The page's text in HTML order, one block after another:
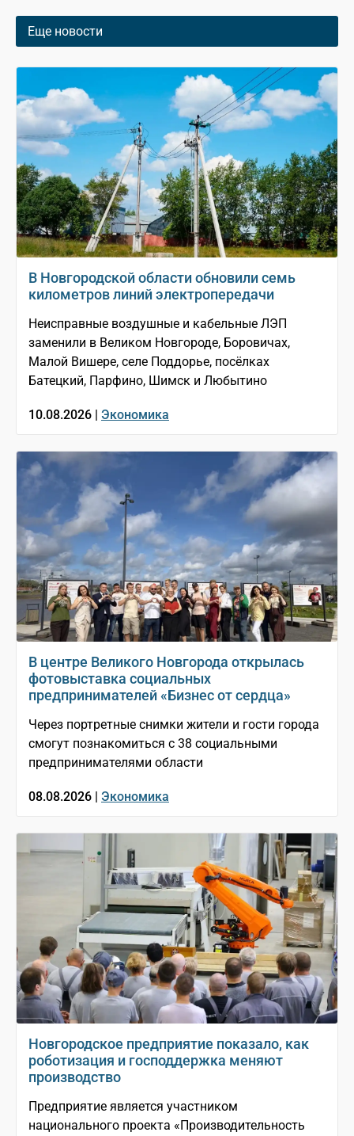
Еще новости
В Новгородской области обновили семь
километров линий электропередачи
Неисправные воздушные и кабельные ЛЭП
заменили в Великом Новгороде, Боровичах,
Малой Вишере, селе Поддорье, посёлках
Батецкий, Парфино, Шимск и Любытино
10.08.2026 | Экономика
В центре Великого Новгорода открылась
фотовыставка социальных
предпринимателей «Бизнес от сердца»
Через портретные снимки жители и гости города
смогут познакомиться с 38 социальными
предпринимателями области
08.08.2026 | Экономика
Новгородское предприятие показало, как
роботизация и господдержка меняют
производство
Предприятие является участником
национального проекта «Производительность